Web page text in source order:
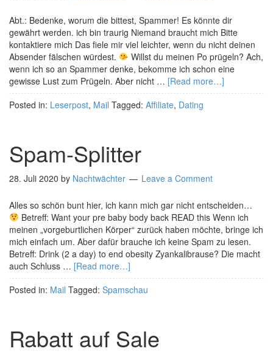
Abt.: Bedenke, worum die bittest, Spammer! Es könnte dir
gewährt werden. ich bin traurig Niemand braucht mich Bitte
kontaktiere mich Das fiele mir viel leichter, wenn du nicht deinen
Absender fälschen würdest.
Willst du meinen Po prügeln? Ach,
wenn ich so an Spammer denke, bekomme ich schon eine
gewisse Lust zum Prügeln. Aber nicht … [Read more…]
Posted in: Leserpost, Mail Tagged: Affiliate, Dating
Spam-Splitter
28. Juli 2020 by Nachtwächter Leave a Comment
Alles so schön bunt hier, ich kann mich gar nicht entscheiden…
Betreff: Want your pre baby body back READ this Wenn ich
meinen „vorgeburtlichen Körper“ zurück haben möchte, bringe ich
mich einfach um. Aber dafür brauche ich keine Spam zu lesen.
Betreff: Drink (2 a day) to end obesity Zyankalibrause? Die macht
auch Schluss … [Read more…]
Posted in: Mail Tagged: Spamschau
Rabatt auf Sale